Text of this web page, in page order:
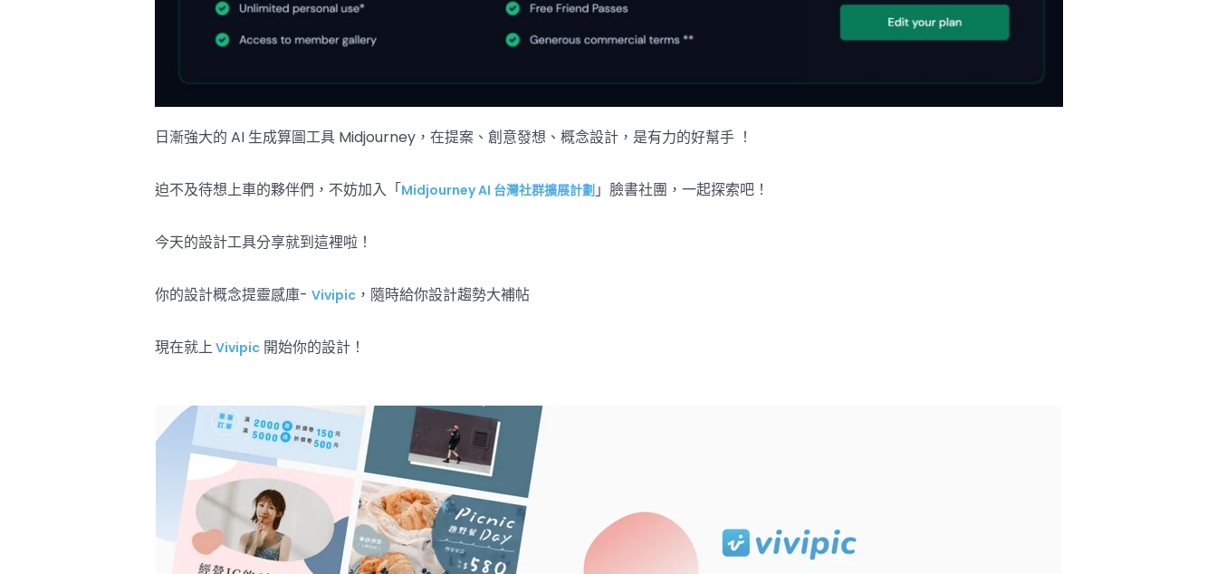
日漸強大的 AI 生成算圖工具 Midjourney，在提案、創意發想、概念設計，是有力的好幫手 ！
迫不及待想上車的夥伴們，不妨加入「Midjourney AI 台灣社群擴展計劃」臉書社團，一起探索吧！
今天的設計工具分享就到這裡啦！
你的設計概念提靈感庫- Vivipic，隨時給你設計趨勢大補帖
現在就上 Vivipic開始你的設計！